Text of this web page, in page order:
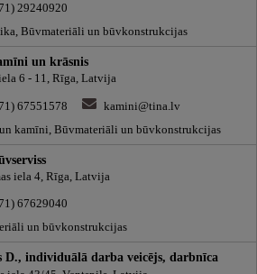
29240920
Būvmateriāli un būvkonstrukcijas
un krāsnis
6 - 11, Rīga, Latvija
67551578
kamini@tina.lv
kamīni, Būvmateriāli un būvkonstrukcijas
iela 4, Rīga, Latvija
67629040
un būvkonstrukcijas
D., individuālā darba veicējs, darbnīca